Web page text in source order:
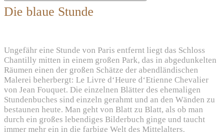
Die blaue Stunde
Ungefähr eine Stunde von Paris entfernt liegt das Schloss
Chantilly mitten in einem großen Park, das in abgedunkelten
Räumen einen der großen Schätze der abendländischen
Malerei beherbergt: Le Livre d‘Heure d‘Etienne Chevalier
von Jean Fouquet. Die einzelnen Blätter des ehemaligen
Stundenbuches sind einzeln gerahmt und an den Wänden zu
bestaunen heute. Man geht von Blatt zu Blatt, als ob man
durch ein großes lebendiges Bilderbuch ginge und taucht
immer mehr ein in die farbige Welt des Mittelalters.